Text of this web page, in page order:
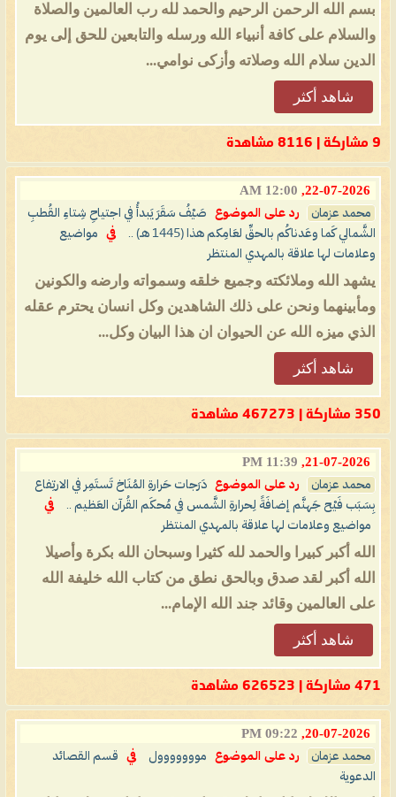
بسم الله الرحمن الرحيم والحمد لله رب العالمين والصلاة
والسلام على كافة أنبياء الله ورسله والتابعين للحق إلى يوم
الدين سلام الله وصلاته وأزكى نوامي...
شاهد أكثر
9 مشاركة | 8116 مشاهدة
22-07-2026,
12:00 AM
محمد عزمان رد على الموضوع
صَيْفُ سَقَرَ يَبدأُ في اجتياحِ شِتاءِ القُطبِ
الشَّمالي كَما وعَدناكُم بالحقِّ لعَامِكم هذا (1445 هـ) ..
في
مواضيع
وعلامات لها علاقة بالمهدي المنتظر
يشهد الله وملائكته وجميع خلقه وسمواته وارضه والكونين
ومأبينهما ونحن على ذلك الشاهدين وكل انسان يحترم عقله
الذي ميزه الله عن الحيوان ان هذا البيان وكل...
شاهد أكثر
350 مشاركة | 467273 مشاهدة
21-07-2026,
11:39 PM
محمد عزمان رد على الموضوع
دَرَجات حَرارةِ المُنَاخ تَستَمِر في الارتِفاع
بِسَبَب فَيْح جَهنَّم إضافَةً لِحرارةِ الشَّمس في مُحكَم القُرآن العَظيم ..
في
مواضيع وعلامات لها علاقة بالمهدي المنتظر
الله أكبر كبيرا والحمد لله كثيرا وسبحان الله بكرة وأصيلا
الله أكبر لقد صدق وبالحق نطق من كتاب الله خليفة الله
على العالمين وقائد جند الله الإمام...
شاهد أكثر
471 مشاركة | 626523 مشاهدة
20-07-2026,
09:22 PM
محمد عزمان رد على الموضوع مووووووول في
قسم القصائد
الدعوية